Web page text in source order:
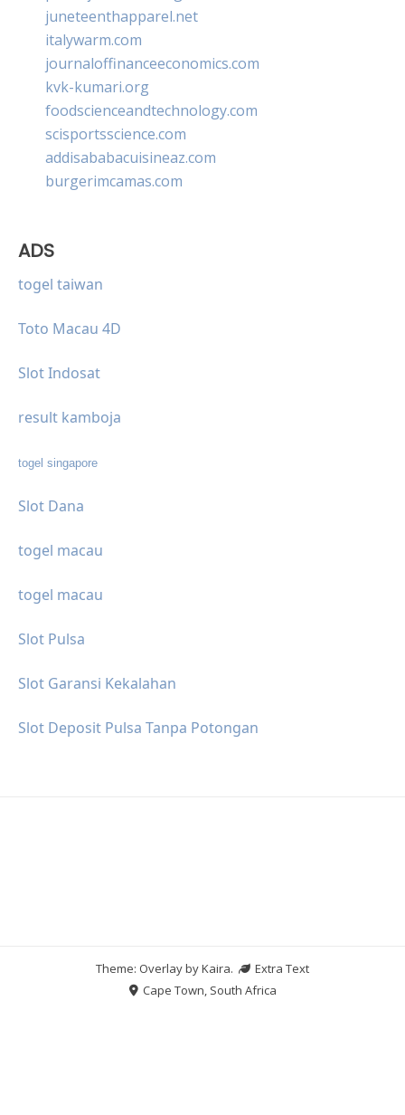
juneteenthapparel.net
italywarm.com
journaloffinanceeconomics.com
kvk-kumari.org
foodscienceandtechnology.com
scisportsscience.com
addisababacuisineaz.com
burgerimcamas.com
ADS
togel taiwan
Toto Macau 4D
Slot Indosat
result kamboja
togel singapore
Slot Dana
togel macau
togel macau
Slot Pulsa
Slot Garansi Kekalahan
Slot Deposit Pulsa Tanpa Potongan
Theme: Overlay byKaira.
Extra Text
Cape Town, South Africa